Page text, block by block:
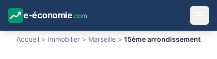
e-économie.com
Accueil > Immobilier > Marseille > 15ème arrondissement